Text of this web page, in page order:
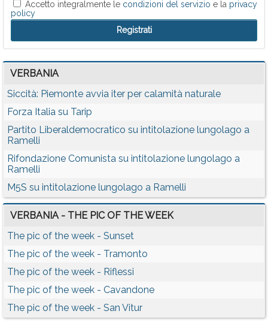
Accetto integralmente le condizioni del servizio e la privacy
policy
VERBANIA
Siccità: Piemonte avvia iter per calamità naturale
Forza Italia su Tarip
Partito Liberaldemocratico su intitolazione lungolago a
Ramelli
Rifondazione Comunista su intitolazione lungolago a
Ramelli
M5S su intitolazione lungolago a Ramelli
VERBANIA - THE PIC OF THE WEEK
The pic of the week - Sunset
The pic of the week - Tramonto
The pic of the week - Riflessi
The pic of the week - Cavandone
The pic of the week - San Vitur